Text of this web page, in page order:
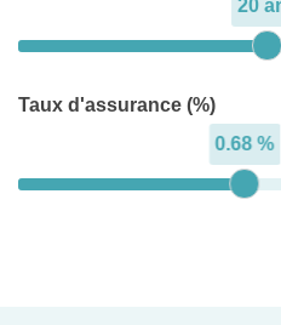
20
Taux d'assurance (%)
0.68 %